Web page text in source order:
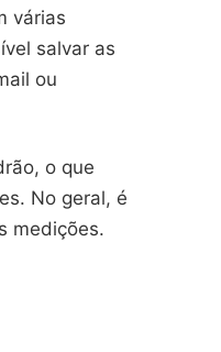
várias
salvar as
ou
o que
No geral, é
medições.